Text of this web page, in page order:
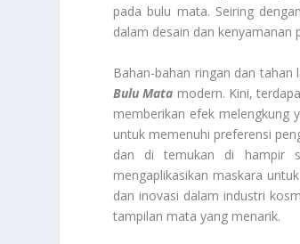
pada bulu mata. Seiring
dalam desain dan kenyamanan
Bahan-bahan ringan dan
Bulu Mata modern. Kini,
memberikan efek melengkung
untuk memenuhi preferensi
dan di temukan di hampir
mengaplikasikan maskara
dan inovasi dalam industri
tampilan mata yang menarik.